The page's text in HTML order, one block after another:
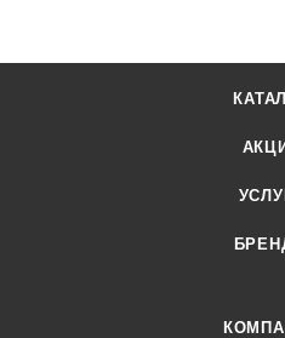
обработки в посудомоечных
Подносы снабжены ребрами